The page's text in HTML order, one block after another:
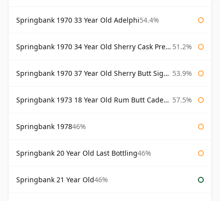
Springbank 1970 33 Year Old Adelphi54.4%
Springbank 1970 34 Year Old Sherry Cask Prestonfield 51.2%
Springbank 1970 37 Year Old Sherry Butt Signatory Cask Strength Collection 53.9%
Springbank 1973 18 Year Old Rum Butt Cadenhead's 57.5%
Springbank 197846%
Springbank 20 Year Old Last Bottling46%
Springbank 21 Year Old46%